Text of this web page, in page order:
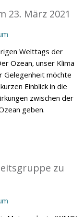
23. März 2021
Welttags der
Ozean, unser Klima
Gelegenheit möchte
Einblick in die
zwischen der
geben.
zu